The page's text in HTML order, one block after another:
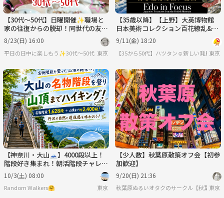
【30代〜50代】日曜開催✨職場と
家の往復からの脱却！同世代の友達
つくろう☺️ちょい飲み交流会🍻✨
8/23(日) 16:00
平日の日中に楽しもう✨30代〜50代（たまに土日祝）
東京
【35歳以降】【上野】大英博物館
日本美術コレクション百花繚乱&セ
ンベロ【女性主催】
9/11(金) 18:20
【35から50代】ハツタン☺️新しい発見探索
東京
【神奈川・大山🗻】4000段以上！
階段好き集まれ！朝活階段チャレン
ジ＆絶景！体力UPハイキング企画
10/3(土) 08:00
Random Walkers🤗 東京
【少人数】秋葉原散策オフ会【初参
加歓迎】
9/20(日) 21:36
秋葉原ぬるいオタクのサークル【秋葉原ぬ
東京